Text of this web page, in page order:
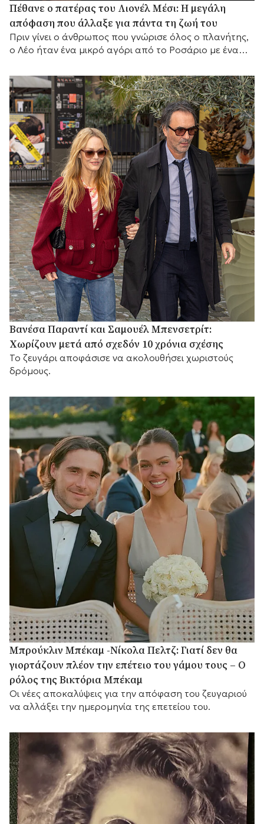
Πέθανε ο πατέρας του Λιονέλ Μέσι: Η μεγάλη
απόφαση που άλλαξε για πάντα τη ζωή του
Πριν γίνει ο άνθρωπος που γνώρισε όλος ο πλανήτης,
ο Λέο ήταν ένα μικρό αγόρι από το Ροσάριο με ένα
κυνηγήσει μαζί του
Βανέσα Παραντί και Σαμουέλ Μπενσετρίτ:
Χωρίζουν μετά από σχεδόν 10 χρόνια σχέσης
Το ζευγάρι αποφάσισε να ακολουθήσει χωριστούς
δρόμους.
Μπρούκλιν Μπέκαμ -Νίκολα Πελτζ: Γιατί δεν θα
γιορτάζουν πλέον την επέτειο του γάμου τους – Ο
ρόλος της Βικτόρια Μπέκαμ
Οι νέες αποκαλύψεις για την απόφαση του ζευγαριού
να αλλάξει την ημερομηνία της επετείου του.